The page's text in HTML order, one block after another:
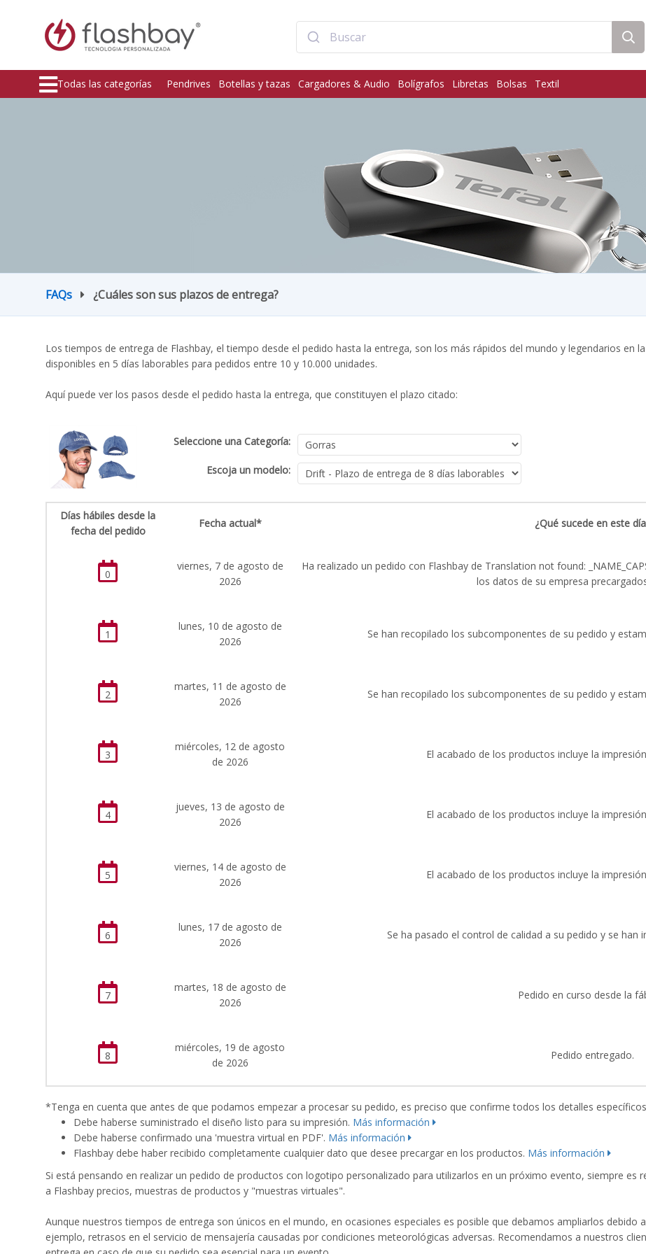
Todas las categorías Pendrives Botellas y tazas Cargadores & Audio Bolígrafos Libretas Bolsas Textil
FAQs ¿Cuáles son sus plazos de entrega?
Los tiempos de entrega de Flashbay, el tiempo desde el pedido hasta la entrega, son los más rápidos del mundo y legendarios en
disponibles en 5 días laborables para pedidos entre 10 y 10.000 unidades.
Aquí puede ver los pasos desde el pedido hasta la entrega, que constituyen el plazo citado:
Seleccione una Categoría:
Escoja un modelo:
Días hábiles desde la
fecha del pedido
Fecha actual* ¿Qué sucede en este
0
viernes, 7 de agosto de
2026
Ha realizado un pedido con Flashbay de Translation not found:
los datos de su empresa
1
lunes, 10 de agosto de
2026
Se han recopilado los subcomponentes de su pedido y
2
martes, 11 de agosto de
2026
Se han recopilado los subcomponentes de su pedido y
3
miércoles, 12 de agosto
de 2026
El acabado de los productos incluye la
4
jueves, 13 de agosto de
2026
El acabado de los productos incluye la
5
viernes, 14 de agosto de
2026
El acabado de los productos incluye la
6
lunes, 17 de agosto de
2026
Se ha pasado el control de calidad a su pedido y se han
7
martes, 18 de agosto de
2026
Pedido en curso desde la
8
miércoles, 19 de agosto
de 2026
Pedido entregado.
*Tenga en cuenta que antes de que podamos empezar a procesar su pedido, es preciso que confirme todos los detalles
Debe haberse suministrado el diseño listo para su impresión. Más información
Debe haberse confirmado una 'muestra virtual en PDF'. Más información
Flashbay debe haber recibido completamente cualquier dato que desee precargar en los productos. Más información
Si está pensando en realizar un pedido de productos con logotipo personalizado para utilizarlos en un próximo evento, siempre es
a Flashbay precios, muestras de productos y "muestras virtuales".
Aunque nuestros tiempos de entrega son únicos en el mundo, en ocasiones especiales es posible que debamos ampliarlos
ejemplo, retrasos en el servicio de mensajería causadas por condiciones meteorológicas adversas. Recomendamos a nuestros